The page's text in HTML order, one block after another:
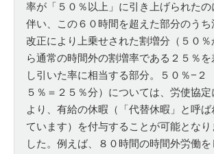
率が「５０％以上」に引き上げられたの
伴い、この６０時間を超えた部分のうち
改正により上乗せされた割増分（５０％
ら通常の時間外の割増率である２５％を
し引いた率に相当する部分。５０％−２
５％＝２５％分）については、労使協定
より、有給の休暇（「代替休暇」と呼ば
ています）を付与することが可能となり
した。例えば、８０時間の時間外労働を